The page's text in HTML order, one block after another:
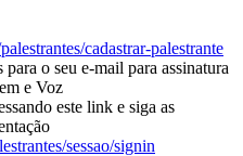
cadastrar-palestrante
o seu e-mail para assinatura
e Voz
este link e siga as
sessao/signin